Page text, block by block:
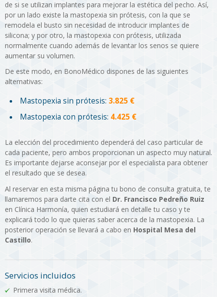
de si se utilizan implantes para mejorar la estética del pecho. Así,
por un lado existe la mastopexia sin prótesis, con la que se
remodela el busto sin necesidad de introducir implantes de
silicona; y por otro, la mastopexia con prótesis, utilizada
normalmente cuando además de levantar los senos se quiere
aumentar su volumen.
De este modo, en BonoMédico dispones de las siguientes
alternativas:
Mastopexia sin prótesis: 3.825 €
Mastopexia con prótesis: 4.425 €
La elección del procedimiento dependerá del caso particular de
cada paciente, pero ambos proporcionan un aspecto muy natural.
Es importante dejarse aconsejar por el especialista para obtener
el resultado que se desea.
Al reservar en esta misma página tu bono de consulta gratuita, te
llamaremos para darte cita con el Dr. Francisco Pedreño Ruiz
en Clínica Harmonía, quien estudiará en detalle tu caso y te
explicará todo lo que quieras saber acerca de la mastopexia. La
posterior operación se llevará a cabo en Hospital Mesa del
Castillo.
Servicios incluidos
Primera visita médica.